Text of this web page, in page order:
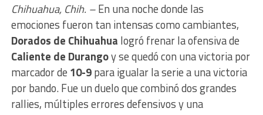
Chihuahua, Chih. –En una noche donde las
emociones fueron tan intensas como cambiantes,
Dorados de Chihuahua logró frenar la ofensiva de
Caliente de Durangoy se quedó con una victoria por
marcador de 10-9para igualar la serie a una victoria
por bando. Fue un duelo que combinó dos grandes
rallies, múltiples errores defensivos y una